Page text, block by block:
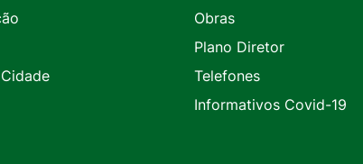
Obras
Plano Diretor
Telefones
Informativos Covid-19